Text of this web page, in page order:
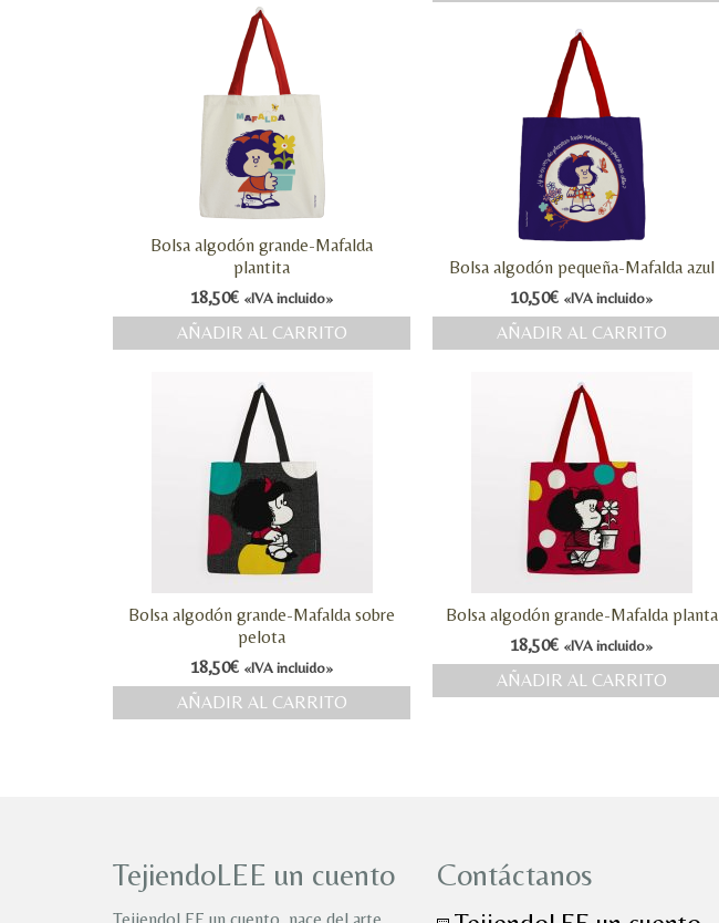
Bolsa algodón grande-Mafalda
plantita
18,50€ «IVA incluido»
AÑADIR AL CARRITO
Bolsa algodón pequeña-Mafalda azul
10,50€ «IVA incluido»
AÑADIR AL CARRITO
Bolsa algodón grande-Mafalda sobre
pelota
18,50€ «IVA incluido»
AÑADIR AL CARRITO
Bolsa algodón grande-Mafalda planta
18,50€ «IVA incluido»
AÑADIR AL CARRITO
TejiendoLEE un cuento Contáctanos